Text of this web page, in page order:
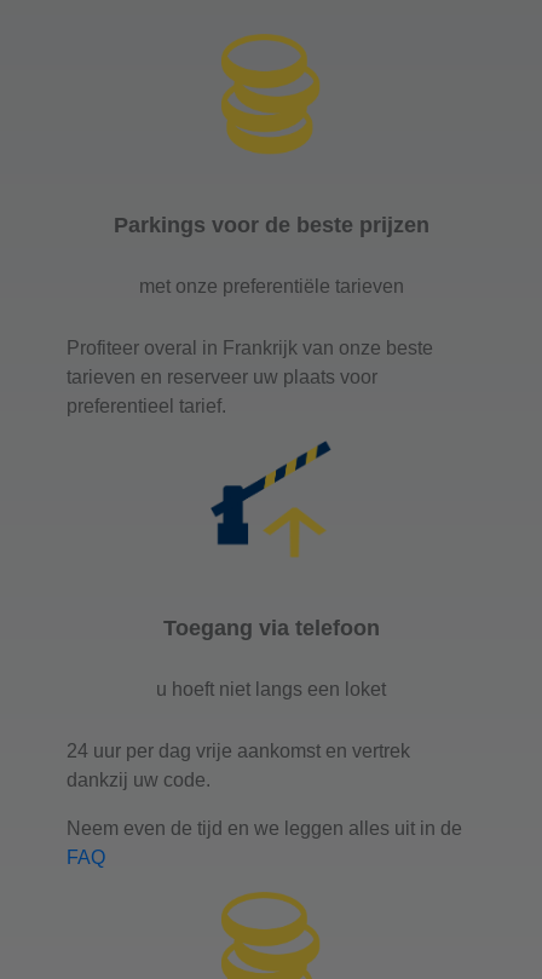
Parkings voor de beste prijzen
met onze preferentiële tarieven
Profiteer overal in Frankrijk van onze beste
tarieven en reserveer uw plaats voor
preferentieel tarief.
Toegang via telefoon
u hoeft niet langs een loket
24 uur per dag vrije aankomst en vertrek
dankzij uw code.
Neem even de tijd en we leggen alles uit in de
FAQ